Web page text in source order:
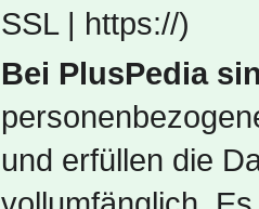
SSL | https://)
Bei PlusPedia
und erfüllen die